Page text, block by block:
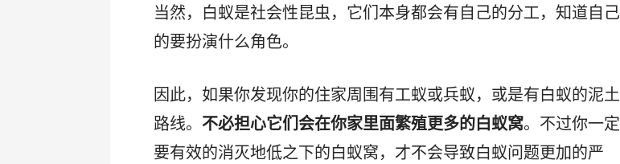
当然，白蚁是社会性昆虫，它们本身都会有自己的分工，知道自己
的要扮演什么角色。
因此，如果你发现你的住家周围有工蚁或兵蚁，或是有白蚁的泥土
路线。不必担心它们会在你家里面繁殖更多的白蚁窝。不过你一定
要有效的消灭地低之下的白蚁窝，才不会导致白蚁问题更加的严